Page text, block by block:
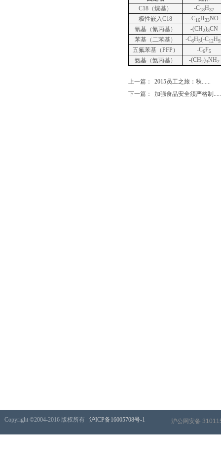
C18 （烷基） -C18H37
极性嵌入C18 -C16H33NO
氰基（氰丙基）
-(CH2)3CN
苯基（二苯基）
-C6H5(-C12H9
五氟苯基（PFP ） -C6F5
氨基（氨丙基） -(CH2)3NH2
上一篇：
2015员工之旅：秋......
下一篇：
加强食品安全须严格制
​Copyright ©2004-2016 版权所有 沪ICP备16005708号-1 沪公网安备